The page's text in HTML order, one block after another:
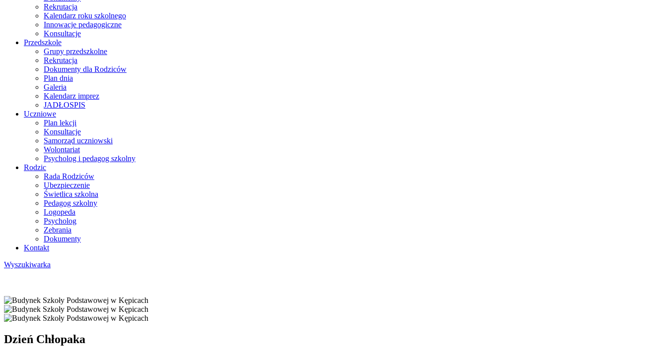
Rekrutacja
Kalendarz roku szkolnego
Innowacje pedagogiczne
Konsultacje
Przedszkole
Grupy przedszkolne
Rekrutacja
Dokumenty dla Rodziców
Plan dnia
Galeria
Kalendarz imprez
JADŁOSPIS
Uczniowe
Plan lekcji
Konsultacje
Samorząd uczniowski
Wolontariat
Psycholog i pedagog szkolny
Rodzic
Rada Rodziców
Ubezpieczenie
Świetlica szkolna
Pedagog szkolny
Logopeda
Psycholog
Zebrania
Dokumenty
Kontakt
Wyszukiwarka
Dzień Chłopaka